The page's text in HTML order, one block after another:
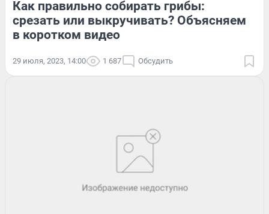
Как правильно собирать грибы:
срезать или выкручивать? Объясняем
в коротком видео
29 июля, 2023, 14:00 1 687 Обсудить